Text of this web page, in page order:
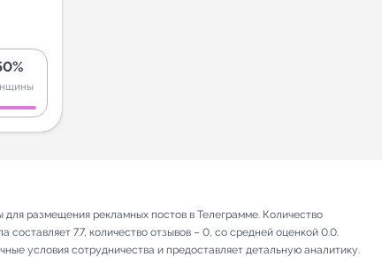
размещения рекламных постов в Телеграмме. Количество
7.7, количество отзывов – 0, со средней оценкой 0.0.
условия сотрудничества и предоставляет детальную аналитику.